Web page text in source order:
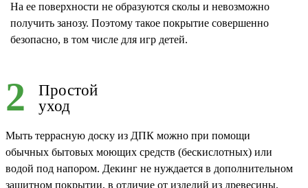
На ее поверхности не образуются сколы и невозможно
получить занозу. Поэтому такое покрытие совершенно
безопасно, в том числе для игр детей.
2
Простой
уход
Мыть террасную доску из ДПК можно при помощи
обычных бытовых моющих средств (бескислотных) или
водой под напором. Декинг не нуждается в дополнительном
защитном покрытии, в отличие от изделий из древесины.